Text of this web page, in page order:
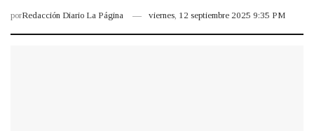
porRedacción Diario La Página viernes, 12 septiembre 2025 9:35 PM